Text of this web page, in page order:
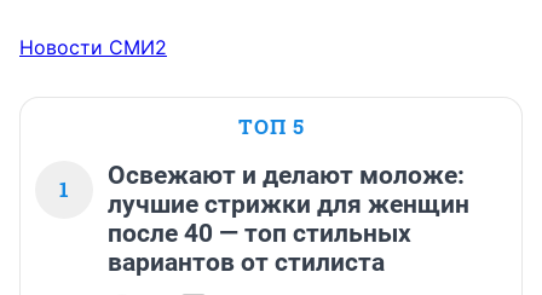
Новости СМИ2
ТОП 5
1
Освежают и делают моложе:
лучшие стрижки для женщин
после 40 — топ стильных
вариантов от стилиста